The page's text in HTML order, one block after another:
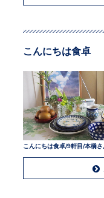
こんにちは食卓